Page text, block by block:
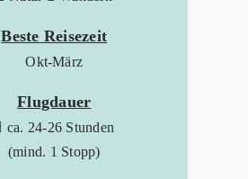
Beste Reisezeit
Okt-März
Flugdauer
ca. 24-26 Stunden
(mind. 1 Stopp)